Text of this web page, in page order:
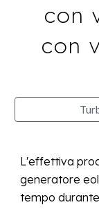
con
con
L'effettiva
generatore
tempo